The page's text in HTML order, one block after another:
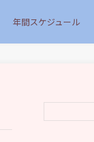
年間スケジュール